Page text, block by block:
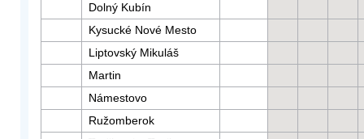
Dolný Kubín
Kysucké Nové Mesto
Liptovský Mikuláš
Martin
Námestovo
Ružomberok